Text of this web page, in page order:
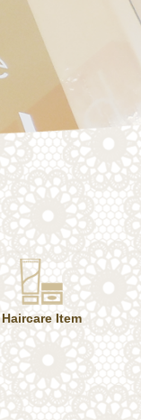
Haircare Item